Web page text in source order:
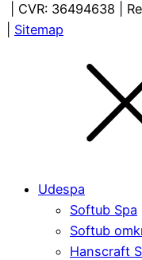
| CVR: 36494638 |
Sitemap
Udespa
Softub Spa
Softub
Hanscraft